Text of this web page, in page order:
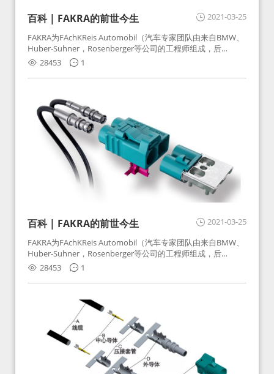
2021-03-25
百科 | FAKRA的前世今生
FAKRA为FAchKReis Automobil（汽车专家团队由来自BMW、
Huber-Suhner，Rosenberger等公司的工程师组成，后
Huber-Suhner相关连接器业务及技术在2010年并入
Rosenberger）缩写。起初为BMW需求用于车载收音机天线连
接，如今FAKRA已成为汽车行业通用标准的射频连接器，被业
28453 1
2021-03-25
百科 | FAKRA的前世今生
FAKRA为FAchKReis Automobil（汽车专家团队由来自BMW、
Huber-Suhner，Rosenberger等公司的工程师组成，后
Huber-Suhner相关连接器业务及技术在2010年并入
Rosenberger）缩写。起初为BMW需求用于车载收音机天线连
接，如今FAKRA已成为汽车行业通用标准的射频连接器，被业
28453 1